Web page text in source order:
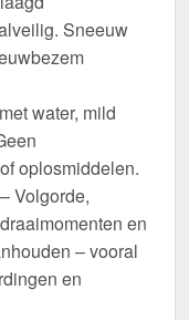
Sneeuw
water, mild
oplosmiddelen.
– Volgorde,
en
– vooral
en